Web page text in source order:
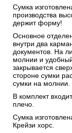
Сумка
производства
держит форму!
Основное
внутри два
документов. На
молнии и
закрывается
стороне сумки
сумки на молнии.
В комплект
плечо.
Сумка
Крейзи хорс.